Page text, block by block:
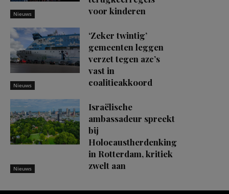
Nieuws
voor kinderen
Nieuws
‘Zeker twintig’
gemeenten leggen
verzet tegen azc’s
vast in
coalitieakkoord
Nieuws
Israëlische
ambassadeur spreekt
bij
Holocaustherdenking
in Rotterdam, kritiek
zwelt aan